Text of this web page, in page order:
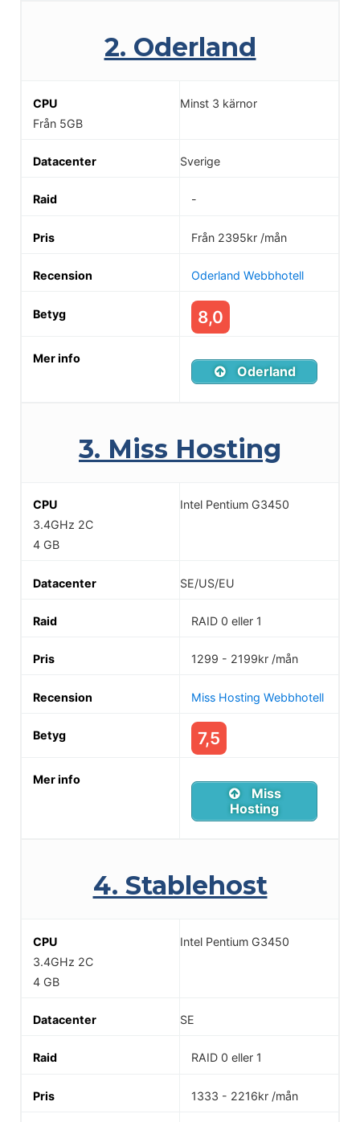
2. Oderland
Minst 3 kärnor
Från 5GB
Sverige
-
Från 2395kr /mån
Oderland Webbhotell
8,0
Oderland
3. Miss Hosting
Intel Pentium G3450
3.4GHz 2C
4 GB
SE/US/EU
RAID 0 eller 1
1299 - 2199kr /mån
Miss Hosting Webbhotell
7,5
Miss
Hosting
4. Stablehost
Intel Pentium G3450
3.4GHz 2C
4 GB
SE
RAID 0 eller 1
1333 - 2216kr /mån